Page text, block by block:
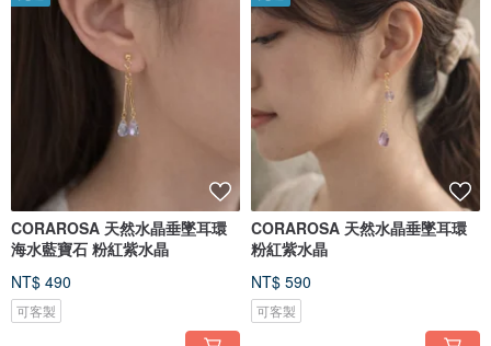
CORAROSA 天然水晶垂墜耳環
海水藍寶石 粉紅紫水晶
NT$ 490
可客製
CORAROSA 天然水晶垂墜耳環
粉紅紫水晶
NT$ 590
可客製